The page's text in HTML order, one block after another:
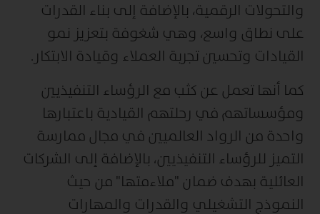
والتحولات الرقمية، بالإضافة إلى بناء القدرات
على نطاق واسع، وهي شغوفة بتعزيز نمو
القيادات وتحسين تجربة العملاء وقيادة الابتكار.
كما أنها تعمل عن كثب مع الرؤساء التنفيذيين
ومؤسساتهم في رحلتهم القيادية باعتبارها
واحدة من الرواد العالميين في مجال ممارسة
التميز للرؤساء التنفيذيين، بالإضافة إلى الشركات
العائلية بهدف ضمان "ملاءمتها" من حيث
النموذج التشغيلي والقدرات والمهارات